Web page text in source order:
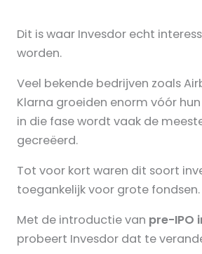
Dit is waar Invesdor echt
worden.
Veel bekende bedrijven zoals
Klarna groeiden enorm vóór
in die fase wordt vaak de
gecreëerd.
Tot voor kort waren dit soort
toegankelijk voor grote fondsen.
Met de introductie van pre-IPO
probeert Invesdor dat te